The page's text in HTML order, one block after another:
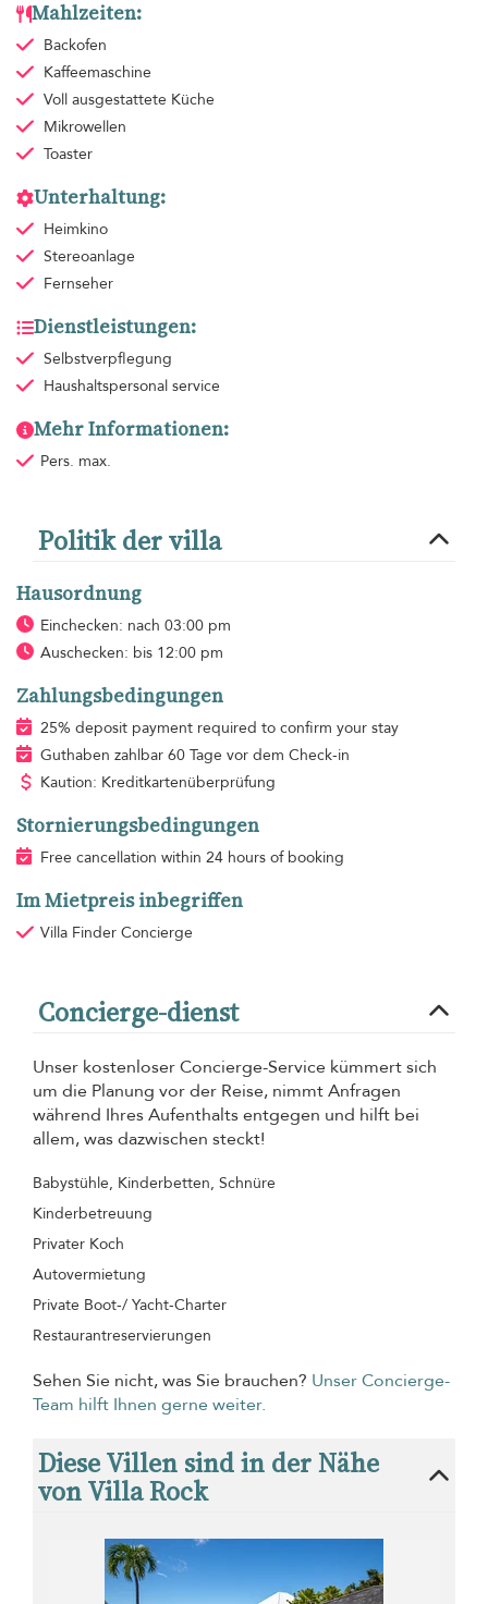
Mahlzeiten:
Backofen
Kaffeemaschine
Voll ausgestattete Küche
Mikrowellen
Toaster
Unterhaltung:
Heimkino
Stereoanlage
Fernseher
Dienstleistungen:
Selbstverpflegung
Haushaltspersonal service
Mehr Informationen:
Pers. max.
Politik der villa
Hausordnung
Einchecken: nach 03:00 pm
Auschecken: bis 12:00 pm
Zahlungsbedingungen
25% deposit payment required to confirm your stay
Guthaben zahlbar 60 Tage vor dem Check-in
Kaution: Kreditkartenüberprüfung
Stornierungsbedingungen
Free cancellation within 24 hours of booking
Im Mietpreis inbegriffen
Villa Finder Concierge
Concierge-dienst
Unser kostenloser Concierge-Service kümmert sich
um die Planung vor der Reise, nimmt Anfragen
während Ihres Aufenthalts entgegen und hilft bei
allem, was dazwischen steckt!
Babystühle, Kinderbetten, Schnüre
Kinderbetreuung
Privater Koch
Autovermietung
Private Boot-/ Yacht-Charter
Restaurantreservierungen
Sehen Sie nicht, was Sie brauchen? Unser Concierge-
Team hilft Ihnen gerne weiter.
Diese Villen sind in der Nähe
von Villa Rock